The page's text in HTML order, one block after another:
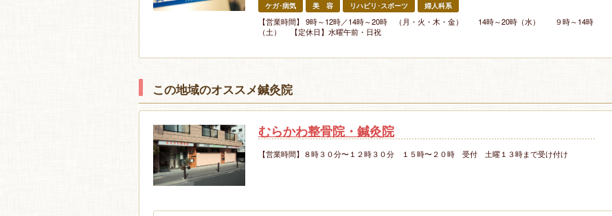
ケガ･病気 美 容 リハビリ･スポーツ 婦人科系
【営業時間】 9時～12時／14時～20時 （月・火・木・金） 14時～20時（水） ９時～14時
（土） 【定休日】水曜午前・日祝
この地域のオススメ鍼灸院
むらかわ整骨院・鍼灸院
【営業時間】８時３０分〜１２時３０分 １５時〜２０時 受付 土曜１３時まで受け付け